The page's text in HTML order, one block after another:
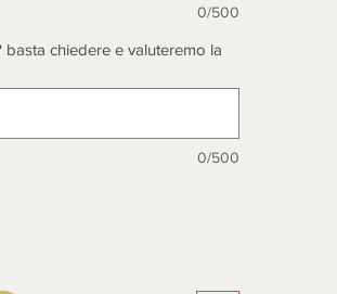
0/500
chiedere e valuteremo la
0/500